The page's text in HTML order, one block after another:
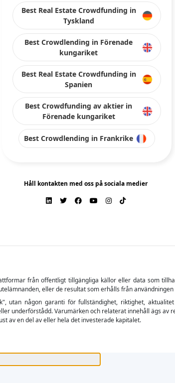
Best Real Estate Crowdfunding in
Tyskland
Best Crowdlending in Förenade
kungariket
Best Real Estate Crowdfunding in
Spanien
Best Crowdfunding av aktier in
Förenade kungariket
Best Crowdlending in Frankrike
Håll kontakten med oss på sociala medier
från offentligt tillgängliga källor eller data som
eller de resultat som erhålls från
utan någon garanti för fullständighet, riktighet,
underförstådd. Varumärken och relaterat innehåll ägs
av en del av eller hela det investerade kapitalet.